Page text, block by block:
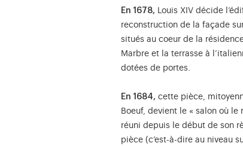
En 1678, Louis XIV décide
reconstruction de la façade
situés au coeur de la
Marbre et la terrasse à
dotées de portes.
En 1684, cette pièce,
Boeuf, devient le « salon où
réuni depuis le début de son
pièce (c’est-à-dire au niveau